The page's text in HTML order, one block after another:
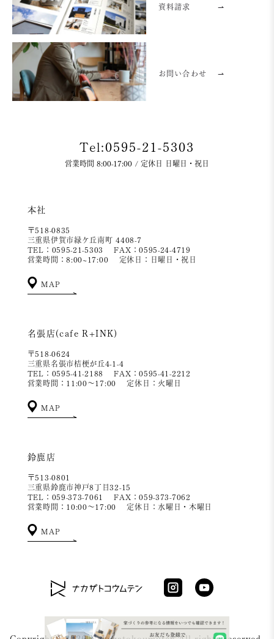
資料請求 ⇀
お問い合わせ ⇀
Tel:0595-21-5303
営業時間 8:00-17:00 / 定休日 日曜日・祝日
本社
〒518-0835
三重県伊賀市緑ケ丘南町 4408-7
TEL：0595-21-5303
FAX：0595-24-4719
営業時間：8:00~17:00
定休日：日曜日・祝日
MAP
名張店(cafe R+INK)
〒518-0624
三重県名張市桔梗が丘4-1-4
TEL：0595-41-2188
FAX：0595-41-2212
営業時間：11:00～17:00
定休日：火曜日
MAP
鈴鹿店
〒513-0801
三重県鈴鹿市神戸8丁目32-15
TEL：059-373-7061
FAX：059-373-7062
営業時間：10:00～17:00
定休日：水曜日・木曜日
MAP